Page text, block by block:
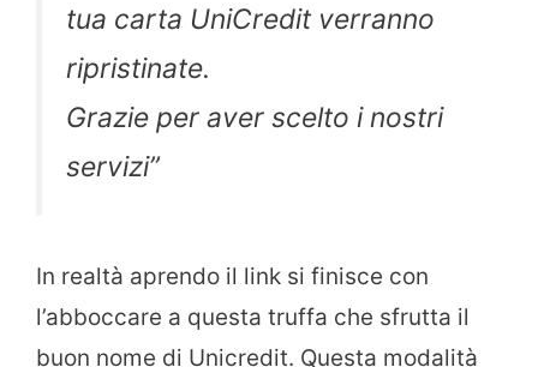
tua carta UniCredit verranno
ripristinate.
Grazie per aver scelto i nostri
servizi”
In realtà aprendo il link si finisce con
l’abboccare a questa truffa che sfrutta il
buon nome di Unicredit. Questa modalità